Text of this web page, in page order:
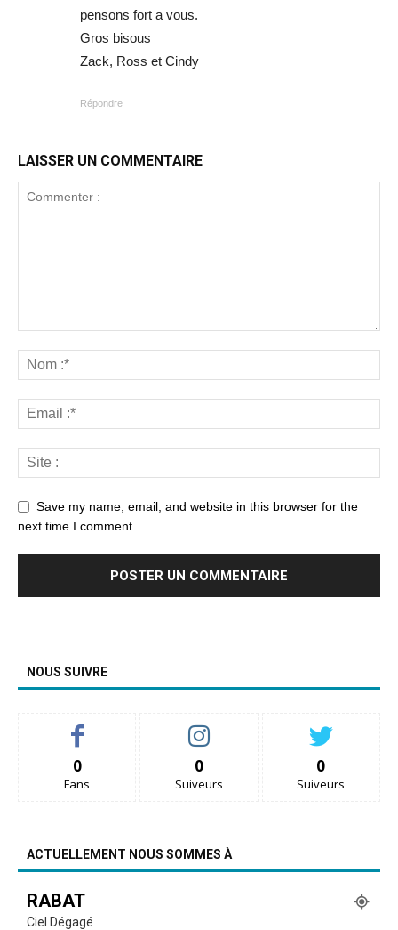
pensons fort a vous.
Gros bisous
Zack, Ross et Cindy
Répondre
LAISSER UN COMMENTAIRE
Save my name, email, and website in this browser for the
next time I comment.
NOUS SUIVRE
0
Fans
0
Suiveurs
0
Suiveurs
ACTUELLEMENT NOUS SOMMES À
RABAT
Ciel Dégagé